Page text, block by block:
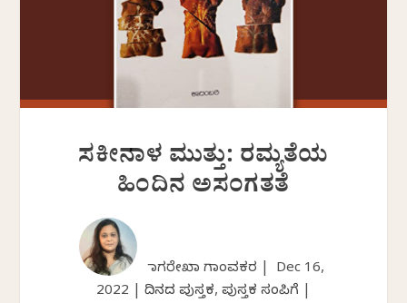
ಸಕೀನಾಳ ಮುತ್ತು: ರಮ್ಯತೆಯ
ಹಿಂದಿನ ಅಸಂಗತತೆ
ನಾಗರೇಖಾ ಗಾಂವಕರ | Dec 16,
2022
ದಿನದ ಪುಸ್ತಕ, ಪುಸ್ತಕ ಸಂಪಿಗೆ